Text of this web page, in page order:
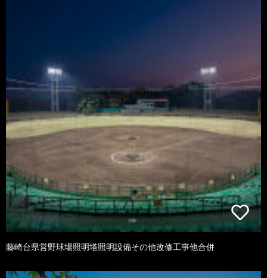
藤崎台県営野球場照明塔照明設備その他改修工事他合併